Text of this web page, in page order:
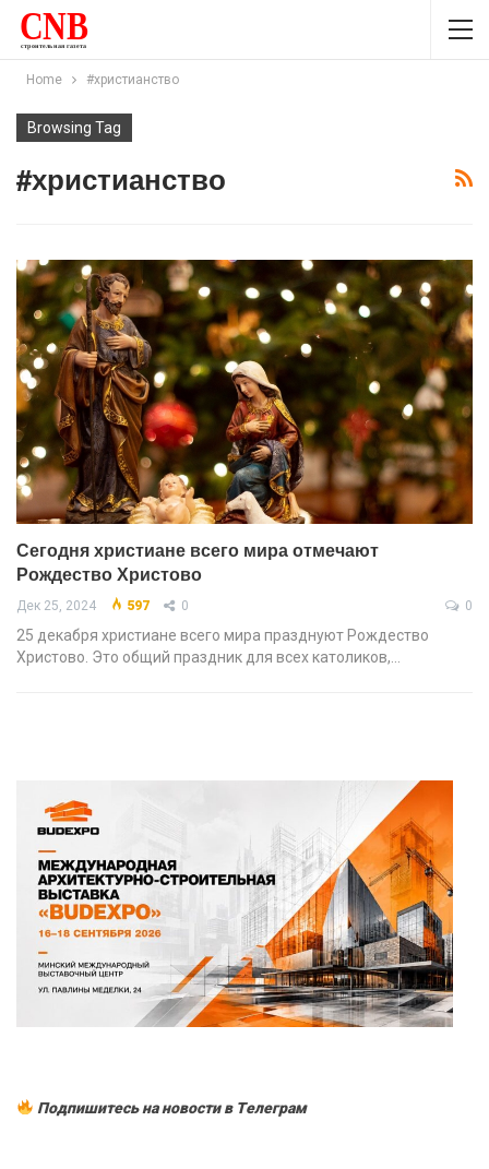
Home #христианство
Browsing Tag
#христианство
Сегодня христиане всего мира отмечают
Рождество Христово
Дек 25, 2024 597 0 0
25 декабря христиане всего мира празднуют Рождество
Христово. Это общий праздник для всех католиков,…
Подпишитесь на новости в Tелеграм